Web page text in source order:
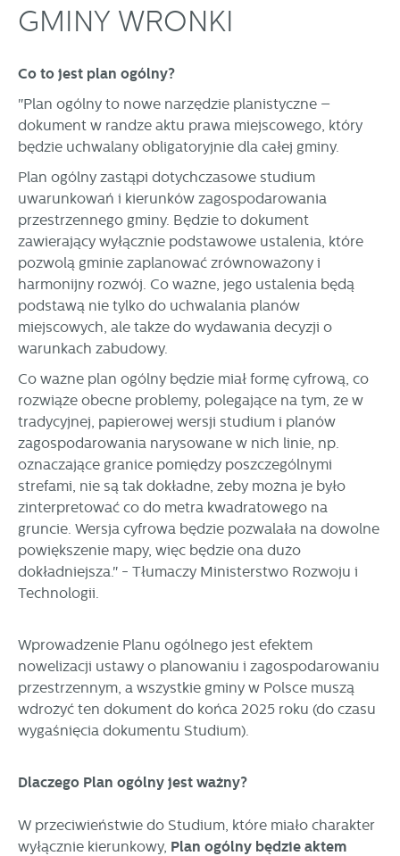
GMINY WRONKI
Co to jest plan ogólny?
"Plan ogólny to nowe narzędzie planistyczne –
dokument w randze aktu prawa miejscowego, który
będzie uchwalany obligatoryjnie dla całej gminy.
Plan ogólny zastąpi dotychczasowe studium
uwarunkowań i kierunków zagospodarowania
przestrzennego gminy. Będzie to dokument
zawierający wyłącznie podstawowe ustalenia, które
pozwolą gminie zaplanować zrównoważony i
harmonijny rozwój. Co ważne, jego ustalenia będą
podstawą nie tylko do uchwalania planów
miejscowych, ale także do wydawania decyzji o
warunkach zabudowy.
Co ważne plan ogólny będzie miał formę cyfrową, co
rozwiąże obecne problemy, polegające na tym, że w
tradycyjnej, papierowej wersji studium i planów
zagospodarowania narysowane w nich linie, np.
oznaczające granice pomiędzy poszczególnymi
strefami, nie są tak dokładne, żeby można je było
zinterpretować co do metra kwadratowego na
gruncie. Wersja cyfrowa będzie pozwalała na dowolne
powiększenie mapy, więc będzie ona dużo
dokładniejsza." - Tłumaczy Ministerstwo Rozwoju i
Technologii.
Wprowadzenie Planu ogólnego jest efektem
nowelizacji ustawy o planowaniu i zagospodarowaniu
przestrzennym, a wszystkie gminy w Polsce muszą
wdrożyć ten dokument do końca 2025 roku (do czasu
wygaśnięcia dokumentu Studium).
Dlaczego Plan ogólny jest ważny?
W przeciwieństwie do Studium, które miało charakter
wyłącznie kierunkowy, Plan ogólny będzie aktem
może działać bez zakłóceń.
Funkcjonalne i personalizacyjne
personalizację określonych funkcjonalności czy
Dzięki tym plikom cookies możemy zapewnić Ci większy
komfort korzystania z funkcjonalności naszej strony poprzez
dopasowanie jej do Twoich indywidualnych preferencji.
Wyrażenie zgody na funkcjonalne i personalizacyjne pliki
cookies gwarantuje dostępność większej ilości funkcji na
stronie.
Więcej
Analityczne
Analityczne pliki cookies pomagają nam rozwijać się i
dostosowywać do Twoich potrzeb.
Cookies analityczne pozwalają na uzyskanie informacji w
zakresie wykorzystywania witryny internetowej, miejsca oraz
częstotliwości, z jaką odwiedzane są nasze serwisy www.
Dane pozwalają nam na ocenę naszych serwisów
internetowych pod względem ich popularności wśród
użytkowników. Zgromadzone informacje są przetwarzane w
formie zanonimizowanej. Wyrażenie zgody na analityczne
pliki cookies gwarantuje dostępność wszystkich
funkcjonalności.
Więcej
Reklamowe
Dzięki reklamowym plikom cookies prezentujemy Ci
najciekawsze informacje i aktualności na stronach naszych
partnerów.
Promocyjne pliki cookies służą do prezentowania Ci naszych
komunikatów na podstawie analizy Twoich upodobań oraz
Twoich zwyczajów dotyczących przeglądanej witryny
internetowej. Treści promocyjne mogą pojawić się na
stronach podmiotów trzecich lub firm będących naszymi
partnerami oraz innych dostawców usług. Firmy te działają
w charakterze pośredników prezentujących nasze treści w
postaci wiadomości, ofert, komunikatów mediów
społecznościowych.
Więcej